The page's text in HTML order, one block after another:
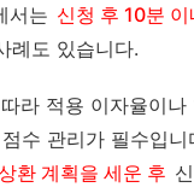
서는 신청 후 10분
례도 있습니다.
라 적용 이자율이나
수 관리가 필수입니
환 계획을 세운 후